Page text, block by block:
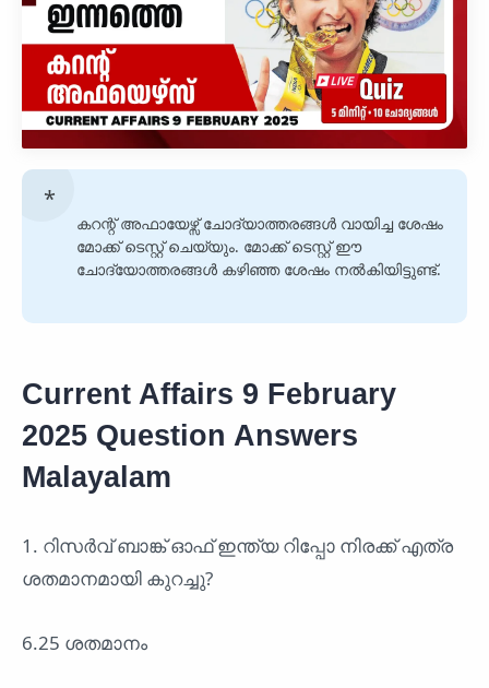
കറന്റ് അഫായേഴ്സ് ചോദ്യാത്തരങ്ങൾ വായിച്ച ശേഷം
മോക്ക് ടെസ്റ്റ് ചെയ്യും. മോക്ക് ടെസ്റ്റ് ഈ
ചോദ്യോത്തരങ്ങൾ കഴിഞ്ഞ ശേഷം നൽകിയിട്ടുണ്ട്.
Current Affairs 9 February
2025 Question Answers
Malayalam
1. റിസർവ് ബാങ്ക് ഓഫ് ഇന്ത്യ റിപ്പോ നിരക്ക് എത്ര
ശതമാനമായി കുറച്ചു?
6.25 ശതമാനം